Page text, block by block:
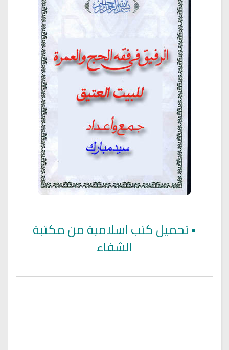
•تحميل كتب اسلامية من مكتبة
الشفاء